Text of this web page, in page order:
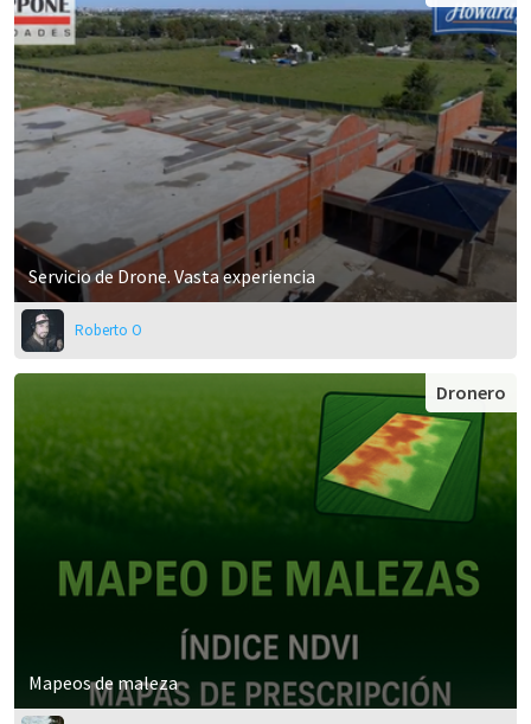
Servicio de Drone. Vasta experiencia
Roberto O
Mapeos de maleza
Dronero